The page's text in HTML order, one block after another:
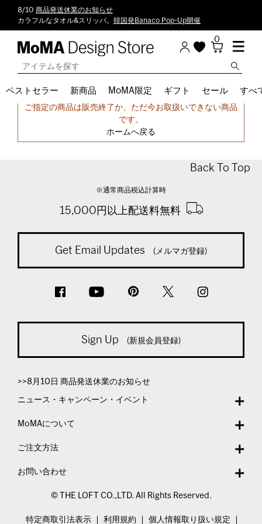
8/10 商品発送休業のお知らせ
カラフルなタオル&スリッパ。 韓国発Banaco Pop-Up開催
0
ベストセラー 新商品 MoMA限定 ギフト セール すべ
申し訳ございません。
ご指定の商品は販売終了か、ただ今お取扱いできない商品
です。
ホームへ戻る
Back To Top
※通常商品税込計算時
15,000円以上配送料無料
Get Email Updates (メルマガ登録)
Sign Up (新規会員登録)
>>8月10日 商品発送休業のお知らせ
ニュース・キャンペーン・イベント
MoMAについて
ご注文方法
お問い合わせ
© THE LOFT CO.,LTD. All Rights Reserved.
特定商取引法表示 利用規約 個人情報取り扱い規定